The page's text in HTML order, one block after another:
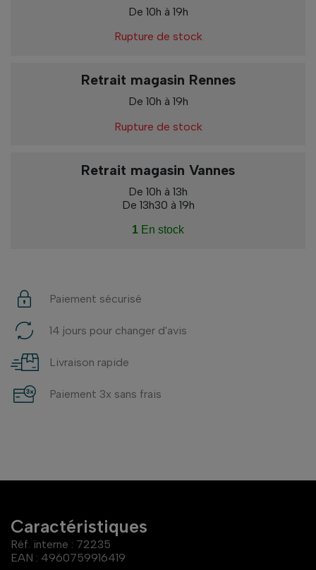
De 10h à 19h
Rupture de stock
Retrait magasin Rennes
De 10h à 19h
Rupture de stock
Retrait magasin Vannes
De 10h à 13h
De 13h30 à 19h
1 En stock
Paiement sécurisé
14 jours pour changer d'avis
Livraison rapide
Paiement 3x sans frais
Caractéristiques
Réf. interne : 72235
EAN : 4960759916419